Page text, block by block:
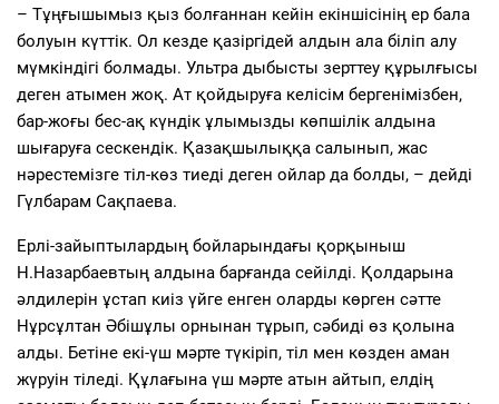
– Тұңғышымыз қыз болғаннан кейін екіншісінің ер бала
болуын күттік. Ол кезде қазіргідей алдын ала біліп алу
мүмкіндігі болмады. Ультра дыбысты зерттеу құрылғысы
деген атымен жоқ. Ат қойдыруға келісім бергенімізбен,
бар-жоғы бес-ақ күндік ұлымызды көпшілік алдына
шығаруға сескендік. Қазақшылыққа салынып, жас
нәрестемізге тіл-көз тиеді деген ойлар да болды, – дейді
Гүлбарам Сақпаева.
Ерлі-зайыптылардың бойларындағы қорқыныш
Н.Назарбаевтың алдына барғанда сейілді. Қолдарына
әлдилерін ұстап киіз үйге енген оларды көрген сәтте
Нұрсұлтан Әбішұлы орнынан тұрып, сәбиді өз қолына
алды. Бетіне екі-үш мәрте түкіріп, тіл мен көзден аман
жүруін тіледі. Құлағына үш мәрте атын айтып, елдің